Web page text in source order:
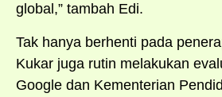
global,” tambah Edi.
Tak hanya berhenti pada
Kukar juga rutin melakukan
Google dan Kementerian